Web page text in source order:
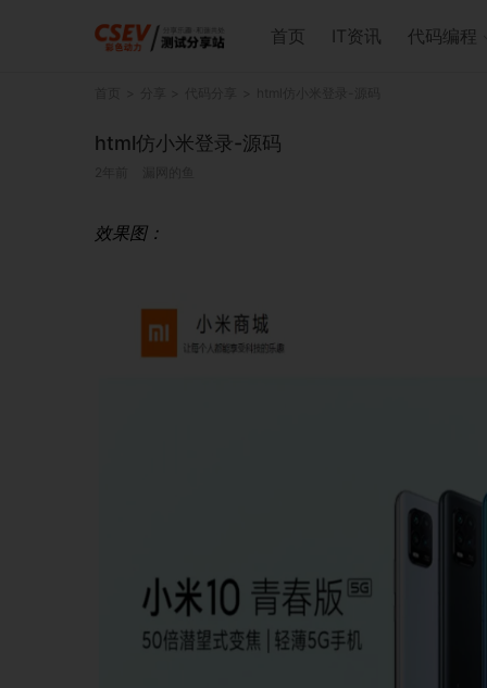
首页 IT资讯 代码编程
html仿小米登录-源码
效果图：